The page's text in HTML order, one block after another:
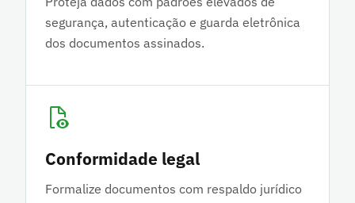
segurança, autenticação e guarda eletrônica
dos documentos assinados.
Conformidade legal
Formalize documentos com respaldo jurídico